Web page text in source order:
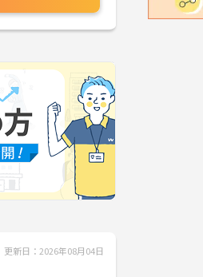
更新日：2026年08月04日